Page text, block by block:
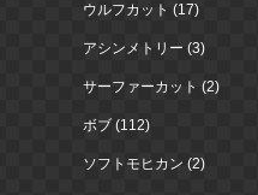
ウルフカット (17)
アシンメトリー (3)
サーファーカット (2)
ボブ (112)
ソフトモヒカン (2)